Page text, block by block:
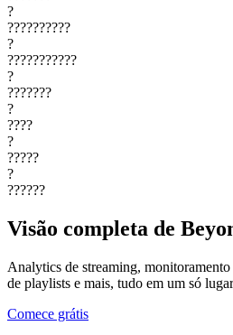
?
??????????
?
???????????
?
???????
?
????
?
?????
?
??????
Visão completa de
Analytics de streaming,
de playlists e mais, tudo em um só
Comece grátis